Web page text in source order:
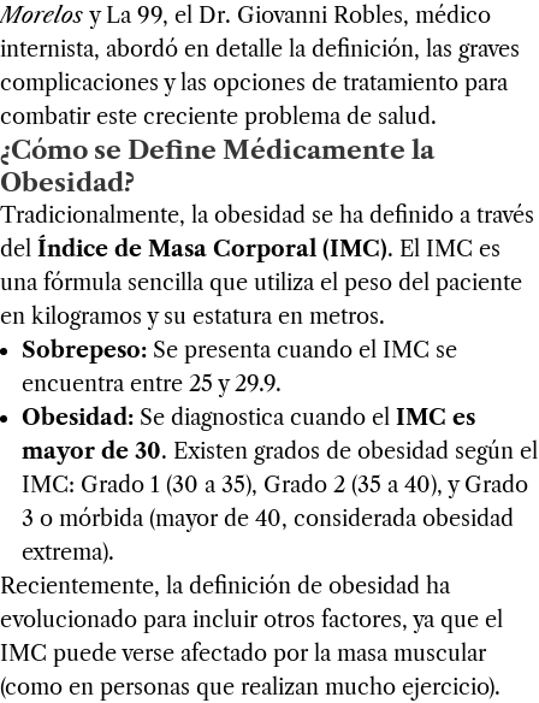
Morelos y La 99, el Dr. Giovanni Robles, médico
internista, abordó en detalle la definición, las graves
complicaciones y las opciones de tratamiento para
combatir este creciente problema de salud.
¿Cómo se Define Médicamente la
Obesidad?
Tradicionalmente, la obesidad se ha definido a través
del Índice de Masa Corporal (IMC). El IMC es
una fórmula sencilla que utiliza el peso del paciente
en kilogramos y su estatura en metros.
Sobrepeso:Se presenta cuando el IMC se
encuentra entre 25 y 29.9.
Obesidad:Se diagnostica cuando el IMC es
mayor de 30. Existen grados de obesidad según el
IMC: Grado 1 (30 a 35), Grado 2 (35 a 40), y Grado
3 o mórbida (mayor de 40, considerada obesidad
extrema).
Recientemente, la definición de obesidad ha
evolucionado para incluir otros factores, ya que el
IMC puede verse afectado por la masa muscular
(como en personas que realizan mucho ejercicio).